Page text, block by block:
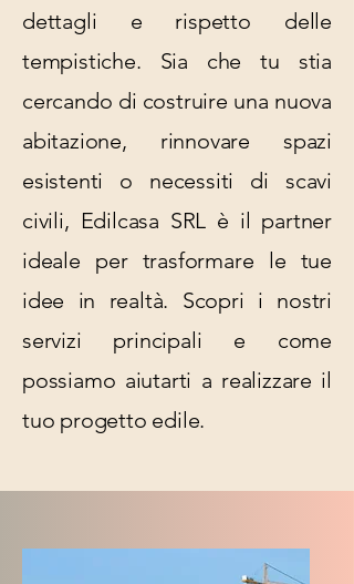
dettagli e rispetto delle
tempistiche. Sia che tu stia
cercando di costruire una nuova
abitazione, rinnovare spazi
esistenti o necessiti di scavi
civili, Edilcasa SRL è il partner
ideale per trasformare le tue
idee in realtà. Scopri i nostri
servizi principali e come
possiamo aiutarti a realizzare il
tuo progetto edile.